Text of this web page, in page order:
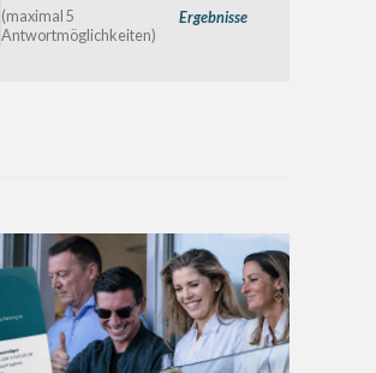
Ergebnisse
(maximal 5
Antwortmöglichkeiten)